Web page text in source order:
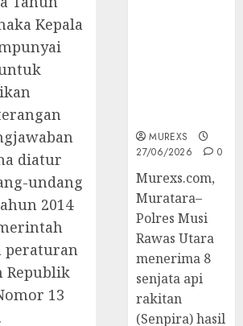
Kepala
diatur
undang
2014
peraturan
Republik
13
MUREXS
27/06/2026
0
Murexs.com,
Muratara–
Polres Musi
Rawas Utara
menerima 8
senjata api
rakitan
(Senpira) hasil